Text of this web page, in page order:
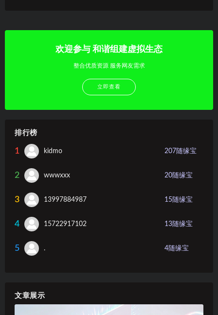
欢迎参与 和谐组建虚拟生态
整合优质资源 服务网友需求
立即查看
排行榜
1 kidmo 207 随缘宝
2 wwwxxx 20随缘宝
3 13997884987 15随缘宝
4 15722917102 13随缘宝
5 . 4随缘宝
文章展示